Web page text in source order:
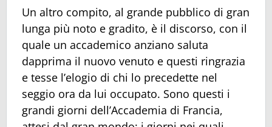
Un altro compito, al grande pubblico di gran
lunga più noto e gradito, è il discorso, con il
quale un accademico anziano saluta
dapprima il nuovo venuto e questi ringrazia
e tesse l’elogio di chi lo precedette nel
seggio ora da lui occupato. Sono questi i
grandi giorni dell’Accademia di Francia,